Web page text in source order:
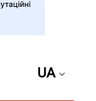
UA